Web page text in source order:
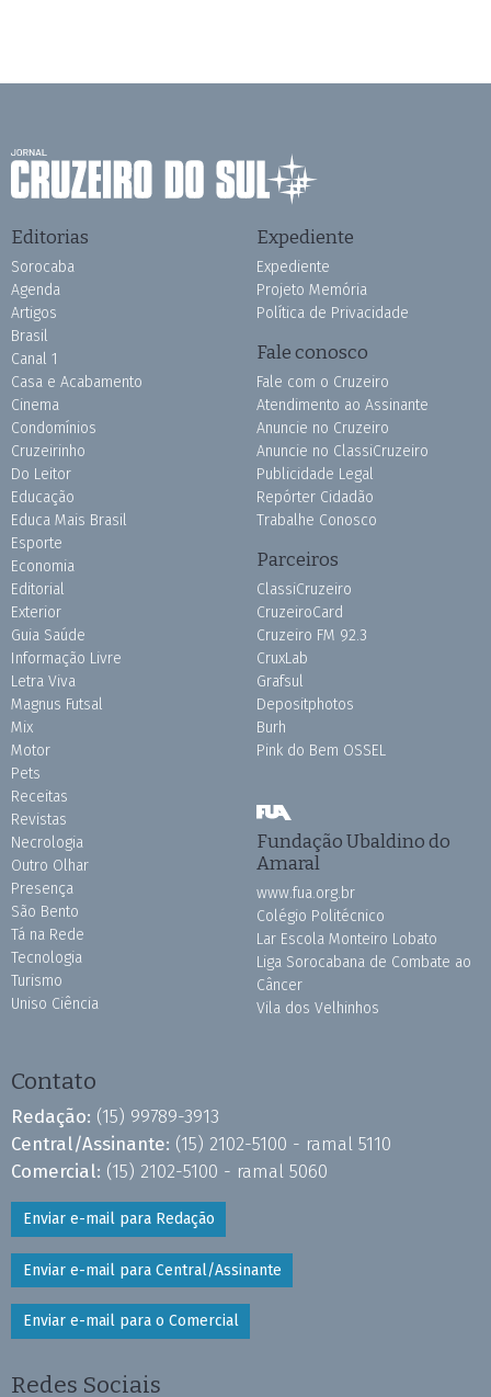
Editorias
Sorocaba
Agenda
Artigos
Brasil
Canal 1
Casa e Acabamento
Cinema
Condomínios
Cruzeirinho
Do Leitor
Educação
Educa Mais Brasil
Esporte
Economia
Editorial
Exterior
Guia Saúde
Informação Livre
Letra Viva
Magnus Futsal
Mix
Motor
Pets
Receitas
Revistas
Necrologia
Outro Olhar
Presença
São Bento
Tá na Rede
Tecnologia
Turismo
Uniso Ciência
Expediente
Expediente
Projeto Memória
Política de Privacidade
Fale conosco
Fale com o Cruzeiro
Atendimento ao Assinante
Anuncie no Cruzeiro
Anuncie no ClassiCruzeiro
Publicidade Legal
Repórter Cidadão
Trabalhe Conosco
Parceiros
ClassiCruzeiro
CruzeiroCard
Cruzeiro FM 92.3
CruxLab
Grafsul
Depositphotos
Burh
Pink do Bem OSSEL
Fundação Ubaldino do
Amaral
www.fua.org.br
Colégio Politécnico
Lar Escola Monteiro Lobato
Liga Sorocabana de Combate ao
Câncer
Vila dos Velhinhos
Contato
Redação: (15) 99789-3913
Central/Assinante: (15) 2102-5100 - ramal 5110
Comercial: (15) 2102-5100 - ramal 5060
Enviar e-mail para Redação
Enviar e-mail para Central/Assinante
Enviar e-mail para o Comercial
Redes Sociais